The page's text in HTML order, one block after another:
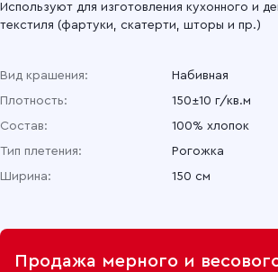
Используют для изготовления кухонного и
текстиля (фартуки, скатерти, шторы и пр.)
Вид крашения:
Набивная
Плотность:
150±10 г/кв.м
Состав:
100% хлопок
Тип плетения:
Рогожка
Ширина:
150 см
Продажа мерного и